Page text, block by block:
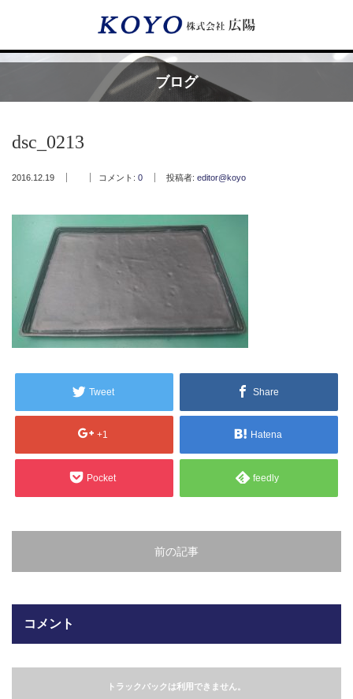
ブログ
dsc_0213
2016.12.19 コメント: 0 投稿者: editor@koyo
Tweet Share
+1 Hatena
Pocket feedly
前の記事
コメント
トラックバックは利用できません。
Menu
フッ素樹脂コーティング
フッ素樹脂ベルト
取付工事・メンテナンス
MFライニングカタログ（PDF）
最近の記事
2023.10.20
今まで使用が出来ないとされていた小
型ベルトコンベアでも使用可能なフッ
2022.6.20
ルトの繋ぎ…